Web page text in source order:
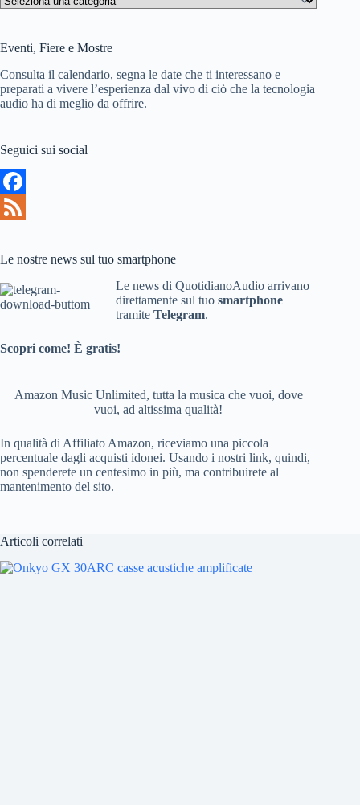
nel
Eventi, Fiere e Mostre
Consulta il calendario, segna le date che ti interessano e
preparati a vivere l’esperienza dal vivo di ciò che la tecnologia
audio ha di meglio da offrire.
Seguici sui social
F
c
e
b
e
e
d
Le nostre news sul tuo smartphone
Le news di QuotidianoAudio arrivano
direttamente sul tuo smartphone
tramite Telegram.
Scopri come! È gratis!
Amazon Music Unlimited, tutta la musica che vuoi, dove
vuoi, ad altissima qualità!
In qualità di Affiliato Amazon, riceviamo una piccola
percentuale dagli acquisti idonei. Usando i nostri link, quindi,
non spenderete un centesimo in più, ma contribuirete al
mantenimento del sito.
Articoli correlati